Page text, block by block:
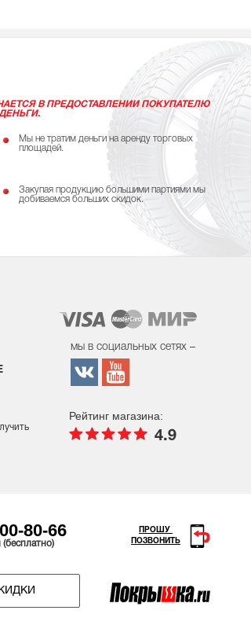
В ПРЕДОСТАВЛЕНИИ ПОКУПАТЕЛЮ
Мы не тратим деньги на аренду торговых
площадей.
Закупая продукцию большими партиями мы
добиваемся больших скидок.
мы в социальных сетях –
Рейтинг магазина:
4.9
80-66
ПРОШУ
ПОЗВОНИТЬ